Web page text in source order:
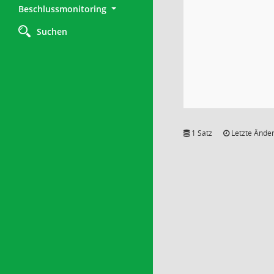
Beschlussmonitoring
Suchen
1 Satz Letzte